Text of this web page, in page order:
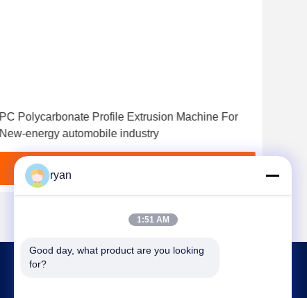
PC Polycarbonate Profile Extrusion Machine For
New-energy automobile industry
Βρείτε την καλύτερη τιμή
ryan
1:51 AM
Good day, what product are you looking
for?